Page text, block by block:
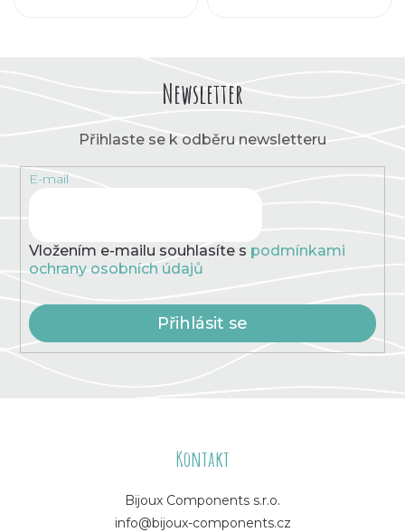
Newsletter
Přihlaste se k odběru newsletteru
E-mail
Vložením e-mailu souhlasíte s podmínkami
ochrany osobních údajů
Přihlásit se
Kontakt
Bijoux Components s.r.o.
info@bijoux-components.cz